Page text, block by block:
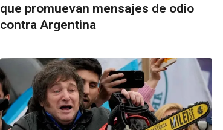
que promuevan mensajes de odio
contra Argentina